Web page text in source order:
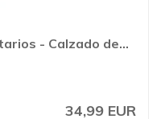
- Calzado de...
34,99 EUR